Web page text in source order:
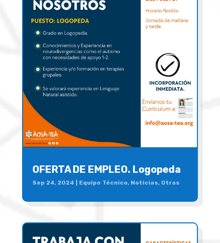
OFERTA DE EMPLEO. Logopeda
Sep 24, 2024 Equipo Técnico, Noticias, Otras